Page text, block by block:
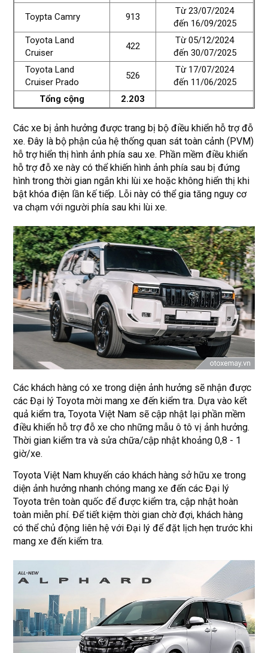
Toypta Camry 913
Từ 23/07/2024
đến 16/09/2025
Toyota Land
Cruiser
422
Từ 05/12/2024
đến 30/07/2025
Toyota Land
Cruiser Prado
526
Từ 17/07/2024
đến 11/06/2025
Tổng cộng
2.203
Các xe bị ảnh hưởng được trang bị bộ điều khiển hỗ trợ đỗ
xe. Đây là bộ phận của hệ thống quan sát toàn cảnh (PVM)
hỗ trợ hiển thị hình ảnh phía sau xe. Phần mềm điều khiển
hỗ trợ đỗ xe này có thể khiến hình ảnh phía sau bị đứng
hình trong thời gian ngắn khi lùi xe hoặc không hiển thị khi
bật khóa điện lần kế tiếp. Lỗi này có thể gia tăng nguy cơ
va chạm với người phía sau khi lùi xe.
Các khách hàng có xe trong diện ảnh hưởng sẽ nhận được
các Đại lý Toyota mời mang xe đến kiểm tra. Dựa vào kết
quả kiểm tra, Toyota Việt Nam sẽ cập nhật lại phần mềm
điều khiển hỗ trợ đỗ xe cho những mẫu ô tô vị ảnh hưởng.
Thời gian kiểm tra và sửa chữa/cập nhật khoảng 0,8 - 1
giờ/xe.
Toyota Việt Nam khuyến cáo khách hàng sở hữu xe trong
diện ảnh hưởng nhanh chóng mang xe đến các Đại lý
Toyota trên toàn quốc để được kiểm tra, cập nhật hoàn
toàn miễn phí. Để tiết kiệm thời gian chờ đợi, khách hàng
có thể chủ động liên hệ với Đại lý để đặt lịch hẹn trước khi
mang xe đến kiểm tra.